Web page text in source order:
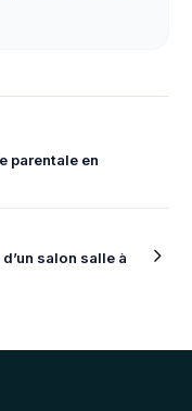
parentale en
salon salle à